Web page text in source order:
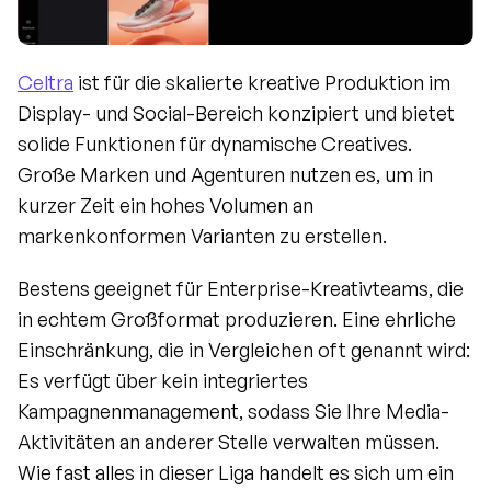
Celtra ist für die skalierte kreative Produktion im
Display- und Social-Bereich konzipiert und bietet
solide Funktionen für dynamische Creatives.
Große Marken und Agenturen nutzen es, um in
kurzer Zeit ein hohes Volumen an
markenkonformen Varianten zu erstellen.
Bestens geeignet für Enterprise-Kreativteams, die
in echtem Großformat produzieren. Eine ehrliche
Einschränkung, die in Vergleichen oft genannt wird:
Es verfügt über kein integriertes
Kampagnenmanagement, sodass Sie Ihre Media-
Aktivitäten an anderer Stelle verwalten müssen.
Wie fast alles in dieser Liga handelt es sich um ein